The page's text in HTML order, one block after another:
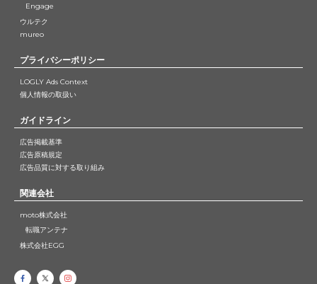
Engage
ウルテク
mureo
プライバシーポリシー
LOGLY Ads Context
個人情報の取扱い
ガイドライン
広告掲載基準
広告原稿規定
広告品質に対する取り組み
関連会社
moto株式会社
転職アンテナ
株式会社EGG